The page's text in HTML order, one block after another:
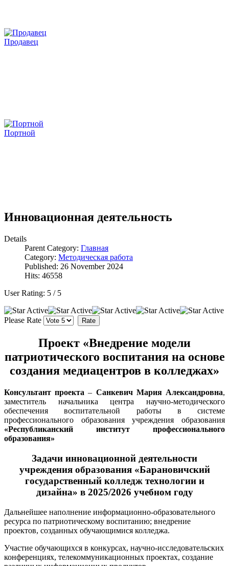
Продавец
Портной
Инновационная деятельность
Details
Parent Category: Главная
Category: Методическая работа
Published: 26 November 2024
Hits: 46558
User Rating: 5 / 5
Please Rate
Проект «Внедрение модели
патриотического воспитания на основе
создания медиацентров в колледжах»
Консультант проекта – Санкевич Мария Александровна,
заместитель начальника центра научно-методического
обеспечения воспитательной работы в системе
профессионального образования учреждения образования
«Республиканский институт профессионального
образования»
Задачи инновационной деятельности
учреждения образования «Барановичский
государственный колледж технологии и
дизайна» в 2025/2026 учебном году
Дальнейшее наполнение информационно-образовательного
ресурса по патриотическому воспитанию; внедрение
проектов, созданных обучающимися колледжа.
Участие обучающихся в конкурсах, научно-исследовательских
конференциях, телекоммуникационных проектах, создание